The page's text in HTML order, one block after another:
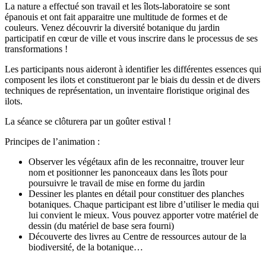
La nature a effectué son travail et les îlots-laboratoire se sont
épanouis et ont fait apparaitre une multitude de formes et de
couleurs. Venez découvrir la diversité botanique du jardin
participatif en cœur de ville et vous inscrire dans le processus de ses
transformations !
Les participants nous aideront à identifier les différentes essences qui
composent les ilots et constitueront par le biais du dessin et de divers
techniques de représentation, un inventaire floristique original des
ilots.
La séance se clôturera par un goûter estival !
Principes de l’animation :
Observer les végétaux afin de les reconnaitre, trouver leur
nom et positionner les panonceaux dans les îlots pour
poursuivre le travail de mise en forme du jardin
Dessiner les plantes en détail pour constituer des planches
botaniques. Chaque participant est libre d’utiliser le media qui
lui convient le mieux. Vous pouvez apporter votre matériel de
dessin (du matériel de base sera fourni)
Découverte des livres au Centre de ressources autour de la
biodiversité, de la botanique…